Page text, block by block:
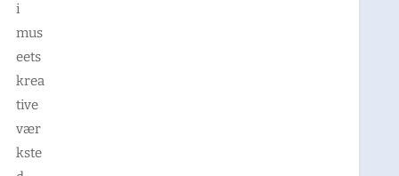
i
mus
eets
krea
tive
vær
kste